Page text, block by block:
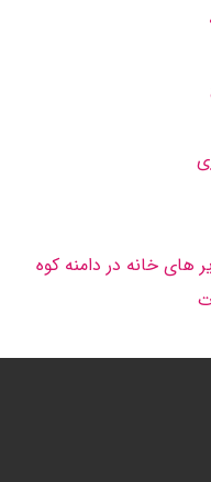
خانه در دامنه کوه